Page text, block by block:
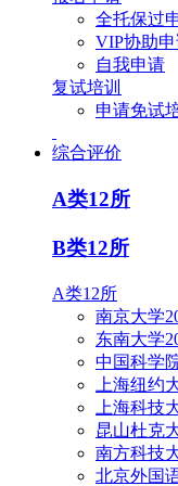
全托保过
VIP协助
自我申请
复试培训
申请免试
综合评价
A类12所
B类12所
A类12所
南京大学
东南大学
中国科学
上海纽约
上海科技
昆山杜克
南方科技
北京外国